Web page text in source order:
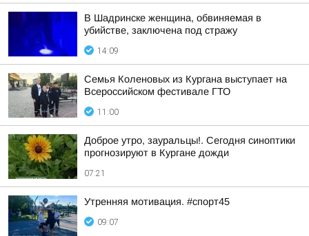
В Шадринске женщина, обвиняемая в
убийстве, заключена под стражу
14:09
Семья Коленовых из Кургана выступает на
Всероссийском фестивале ГТО
11:00
Доброе утро, зауральцы!. Сегодня синоптики
прогнозируют в Кургане дожди
07:21
Утренняя мотивация. #спорт45
09:07